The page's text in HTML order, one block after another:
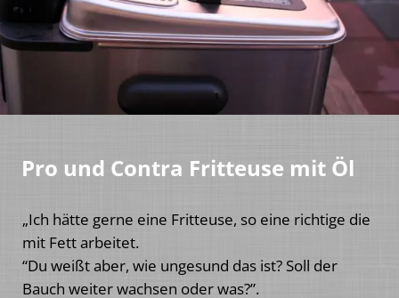
Pro und Contra Fritteuse mit Öl
„Ich hätte gerne eine Fritteuse, so eine richtige die
mit Fett arbeitet.
“Du weißt aber, wie ungesund das ist? Soll der
Bauch weiter wachsen oder was?”.